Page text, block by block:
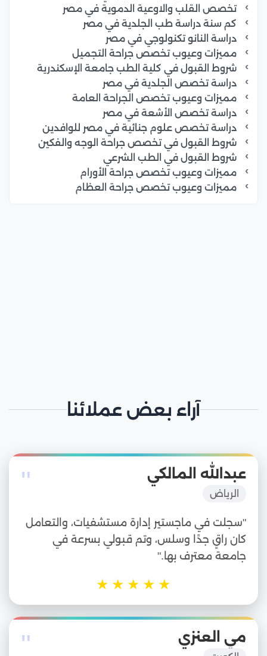
تخصص القلب والاوعية الدموية في مصر
كم سنة دراسة طب الجلدية في مصر
دراسة النانو تكنولوجي في مصر
مميزات وعيوب تخصص جراحة التجميل
شروط القبول في كلية الطب جامعة الإسكندرية
دراسة تخصص الجلدية في مصر
مميزات وعيوب تخصص الجراحة العامة
دراسة تخصص الأشعة في مصر
دراسة تخصص علوم جنائية في مصر للوافدين
شروط القبول في تخصص جراحة الوجه والفكين
شروط القبول في الطب الشرعي
مميزات وعيوب تخصص جراحة الأورام
مميزات وعيوب تخصص جراحة العظام
آراء بعض عملائنا
" عبدالله المالكي
الرياض
"سجلت في ماجستير إدارة مستشفيات، والتعامل
كان راقٍ جدًا وسلس، وتم قبولي بسرعة في
جامعة معترف بها."
★
★
★
★
★
" مي العنزي